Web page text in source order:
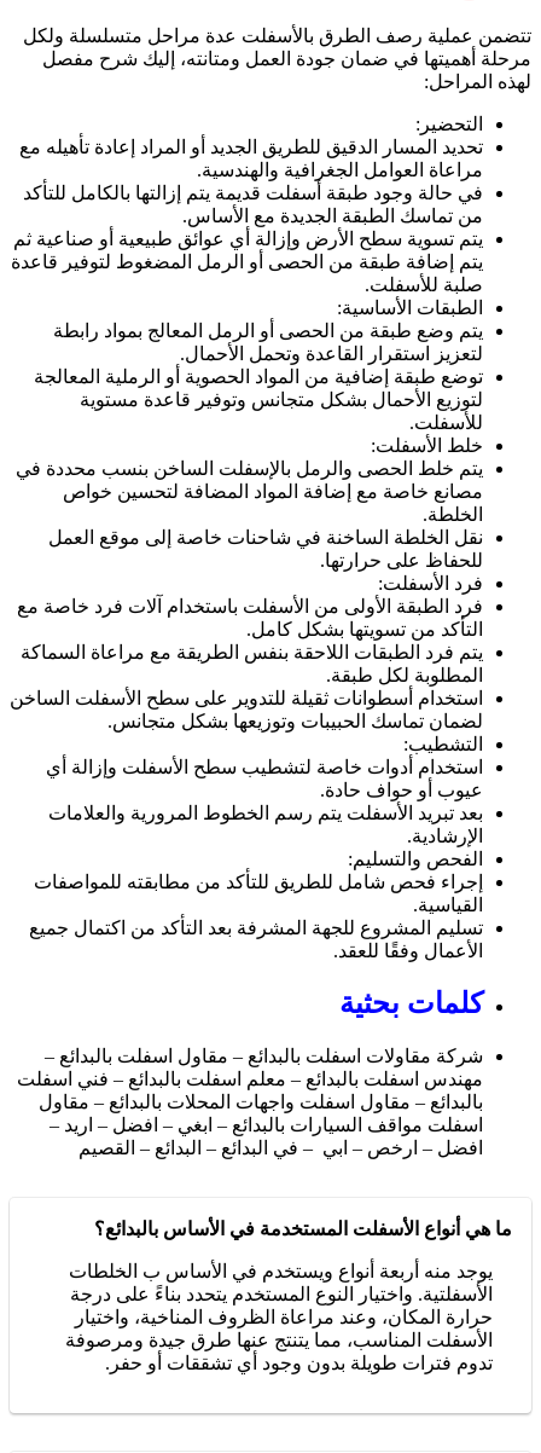
تتضمن عملية رصف الطرق بالأسفلت عدة مراحل متسلسلة ولكل
مرحلة أهميتها في ضمان جودة العمل ومتانته، إليك شرح مفصل
لهذه المراحل:
التحضير:
تحديد المسار الدقيق للطريق الجديد أو المراد إعادة تأهيله مع
مراعاة العوامل الجغرافية والهندسية.
في حالة وجود طبقة أسفلت قديمة يتم إزالتها بالكامل للتأكد
من تماسك الطبقة الجديدة مع الأساس.
يتم تسوية سطح الأرض وإزالة أي عوائق طبيعية أو صناعية ثم
يتم إضافة طبقة من الحصى أو الرمل المضغوط لتوفير قاعدة
صلبة للأسفلت.
الطبقات الأساسية:
يتم وضع طبقة من الحصى أو الرمل المعالج بمواد رابطة
لتعزيز استقرار القاعدة وتحمل الأحمال.
توضع طبقة إضافية من المواد الحصوية أو الرملية المعالجة
لتوزيع الأحمال بشكل متجانس وتوفير قاعدة مستوية
للأسفلت.
خلط الأسفلت:
يتم خلط الحصى والرمل بالإسفلت الساخن بنسب محددة في
مصانع خاصة مع إضافة المواد المضافة لتحسين خواص
الخلطة.
نقل الخلطة الساخنة في شاحنات خاصة إلى موقع العمل
للحفاظ على حرارتها.
فرد الأسفلت:
فرد الطبقة الأولى من الأسفلت باستخدام آلات فرد خاصة مع
التأكد من تسويتها بشكل كامل.
يتم فرد الطبقات اللاحقة بنفس الطريقة مع مراعاة السماكة
المطلوبة لكل طبقة.
استخدام أسطوانات ثقيلة للتدوير على سطح الأسفلت الساخن
لضمان تماسك الحبيبات وتوزيعها بشكل متجانس.
التشطيب:
استخدام أدوات خاصة لتشطيب سطح الأسفلت وإزالة أي
عيوب أو حواف حادة.
بعد تبريد الأسفلت يتم رسم الخطوط المرورية والعلامات
الإرشادية.
الفحص والتسليم:
إجراء فحص شامل للطريق للتأكد من مطابقته للمواصفات
القياسية.
تسليم المشروع للجهة المشرفة بعد التأكد من اكتمال جميع
الأعمال وفقًا للعقد.
كلمات بحثية
شركة مقاولات اسفلت بالبدائع – مقاول اسفلت بالبدائع –
مهندس اسفلت بالبدائع – معلم اسفلت بالبدائع – فني اسفلت
بالبدائع – مقاول اسفلت واجهات المحلات بالبدائع – مقاول
اسفلت مواقف السيارات بالبدائع – ابغي – افضل – اريد –
افضل – ارخص – ابي – في البدائع – البدائع – القصيم
ما هي أنواع الأسفلت المستخدمة في الأساس بالبدائع؟
يوجد منه أربعة أنواع ويستخدم في الأساس ب الخلطات
الأسفلتية. واختيار النوع المستخدم يتحدد بناءً على درجة
حرارة المكان، وعند مراعاة الظروف المناخية، واختيار
الأسفلت المناسب، مما يتنتج عنها طرق جيدة ومرصوفة
تدوم فترات طويلة بدون وجود أي تشققات أو حفر.